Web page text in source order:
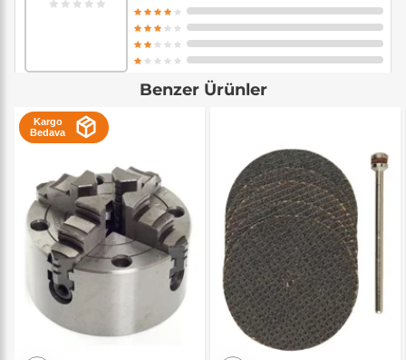
Benzer Ürünler
Kargo
Bedava